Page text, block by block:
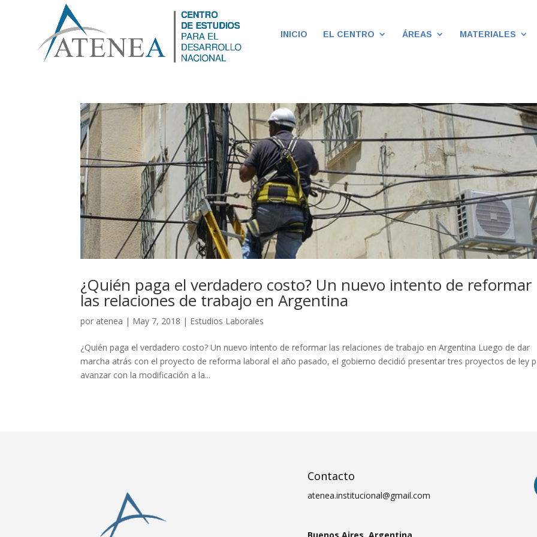
INICIO EL CENTRO ÁREAS MATERIALES
¿Quién paga el verdadero costo? Un nuevo intento de reformar
las relaciones de trabajo en Argentina
por atenea | May 7, 2018 | Estudios Laborales
¿Quién paga el verdadero costo? Un nuevo intento de reformar las relaciones de trabajo en Argentina Luego de dar
marcha atrás con el proyecto de reforma laboral el año pasado, el gobierno decidió presentar tres proyectos de ley
avanzar con la modificación a la...
Contacto
atenea.institucional@gmail.com
Buenos Aires, Argentina